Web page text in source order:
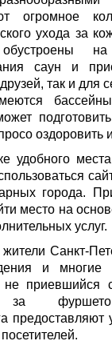
огромное
ухода за
саун и
так и для
оздоровить
удобного
города.
место на
услуг.
Санкт-
и многие
не приевшийся
за